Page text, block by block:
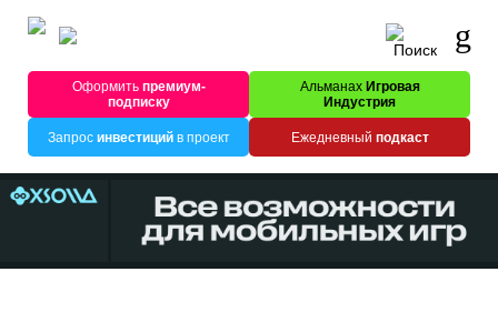
Оформитьпремиум-
подписку
Альманах Игровая
Индустрия
Запрос инвестицийв проект Ежедневный подкаст